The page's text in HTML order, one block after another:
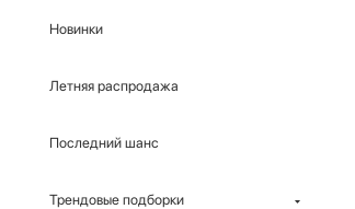
Новинки
Летняя распродажа
Последний шанс
Трендовые подборки